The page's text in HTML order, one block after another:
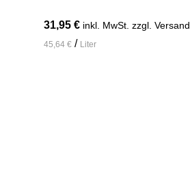
31,95€ inkl. MwSt. zzgl. Versand
45,64€ / Liter